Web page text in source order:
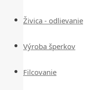
Živica - odlievanie
Výroba šperkov
Filcovanie